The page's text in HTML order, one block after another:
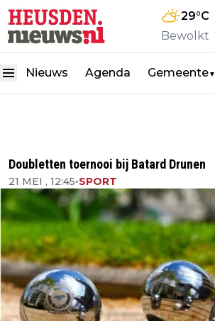
29°C
Bewolkt
Nieuws Agenda Gemeente▼
Doubletten toernooi bij Batard Drunen
21 MEI , 12:45•SPORT